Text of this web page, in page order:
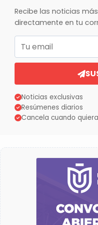
Recibe las noticias
directamente en tu
Correo electrónico
Noticias exclusivas
Resúmenes diarios
Cancela cuando